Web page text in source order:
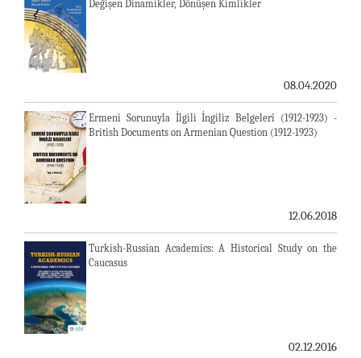
Değişen Dinamikler, Dönüşen Kimlikler
08.04.2020
Ermeni Sorunuyla İlgili İngiliz Belgeleri (1912-1923) -
British Documents on Armenian Question (1912-1923)
12.06.2018
Turkish-Russian Academics: A Historical Study on the
Caucasus
02.12.2016